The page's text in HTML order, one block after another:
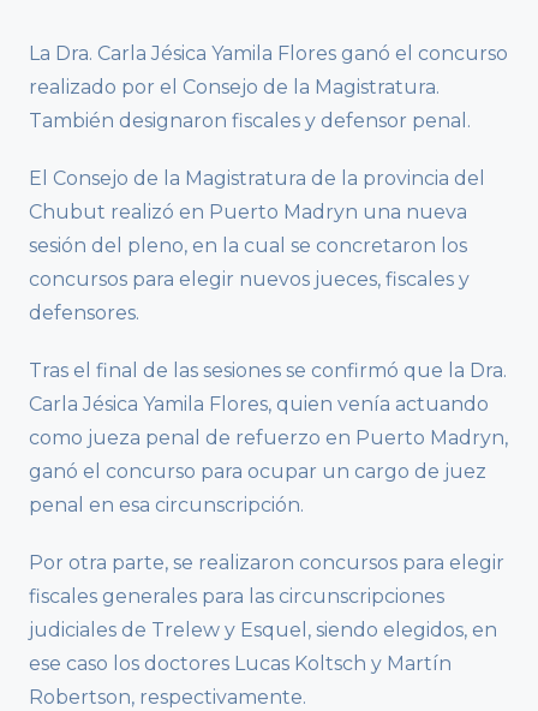
La Dra. Carla Jésica Yamila Flores ganó el concurso
realizado por el Consejo de la Magistratura.
También designaron fiscales y defensor penal.
El Consejo de la Magistratura de la provincia del
Chubut realizó en Puerto Madryn una nueva
sesión del pleno, en la cual se concretaron los
concursos para elegir nuevos jueces, fiscales y
defensores.
Tras el final de las sesiones se confirmó que la Dra.
Carla Jésica Yamila Flores, quien venía actuando
como jueza penal de refuerzo en Puerto Madryn,
ganó el concurso para ocupar un cargo de juez
penal en esa circunscripción.
Por otra parte, se realizaron concursos para elegir
fiscales generales para las circunscripciones
judiciales de Trelew y Esquel, siendo elegidos, en
ese caso los doctores Lucas Koltsch y Martín
Robertson, respectivamente.